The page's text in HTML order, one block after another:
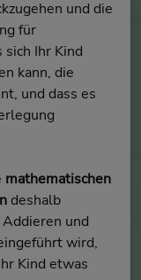
und die
für
Ihr Kind
kann, die
und dass es
mathematischen
deshalb
und
wird,
Kind etwas